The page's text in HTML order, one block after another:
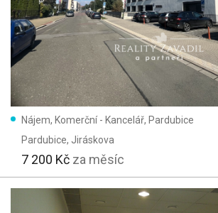
Nájem, Komerční - Kancelář, Pardubice
Pardubice, Jiráskova
7 200 Kč za měsíc